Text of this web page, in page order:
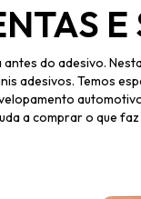
antes do adesivo.
adesivos. Temos
a comprar o que